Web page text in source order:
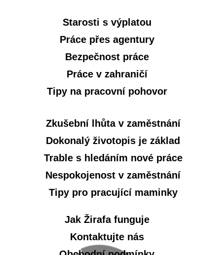
Starosti s výplatou
Práce přes agentury
Bezpečnost práce
Práce v zahraničí
Tipy na pracovní pohovor
Zkušební lhůta v zaměstnání
Dokonalý životopis je základ
Trable s hledáním nové práce
Nespokojenost v zaměstnání
Tipy pro pracující maminky
Jak Žirafa funguje
Kontaktujte nás